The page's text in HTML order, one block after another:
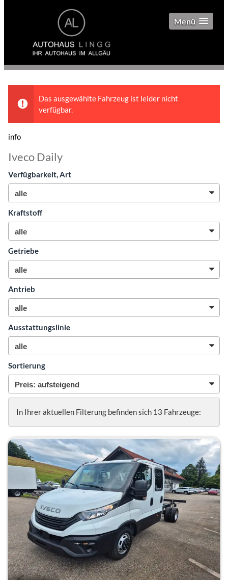
Menü
Das ausgewählte Fahrzeug ist leider nicht
verfügbar.
info
Iveco Daily
Verfügbarkeit, Art
Kraftstoff
Getriebe
Antrieb
Ausstattungslinie
Sortierung
In Ihrer aktuellen Filterung befinden sich 13 Fahrzeuge: